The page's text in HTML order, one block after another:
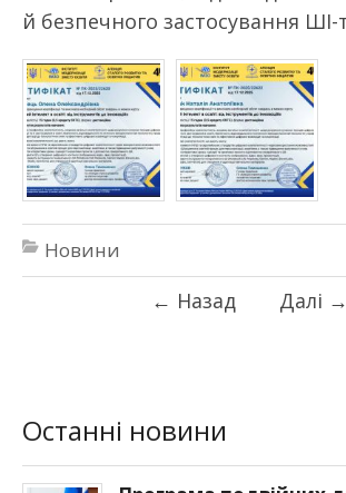
й безпечного застосування ШІ-
Новини
← Назад Далі →
Останні новини